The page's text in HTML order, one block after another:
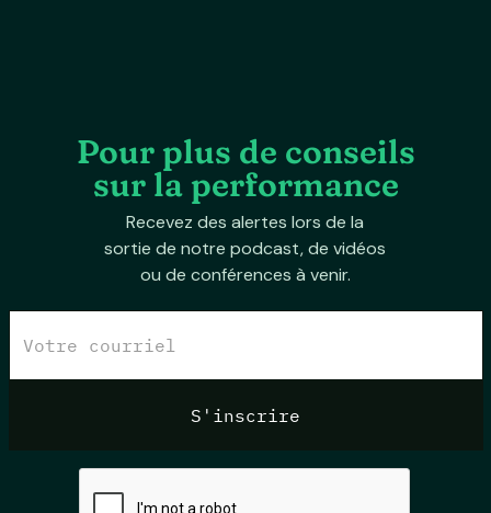
Pour plus de conseils
sur la performance
Recevez des alertes lors de la
sortie de notre podcast, de vidéos
ou de conférences à venir.